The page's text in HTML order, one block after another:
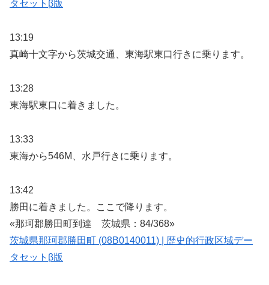
タセットβ版
13:19
真崎十文字から茨城交通、東海駅東口行きに乗ります。
13:28
東海駅東口に着きました。
13:33
東海から546M、水戸行きに乗ります。
13:42
勝田に着きました。ここで降ります。
«那珂郡勝田町到達 茨城県：84/368»
茨城県那珂郡勝田町 (08B0140011) | 歴史的行政区域デー
タセットβ版